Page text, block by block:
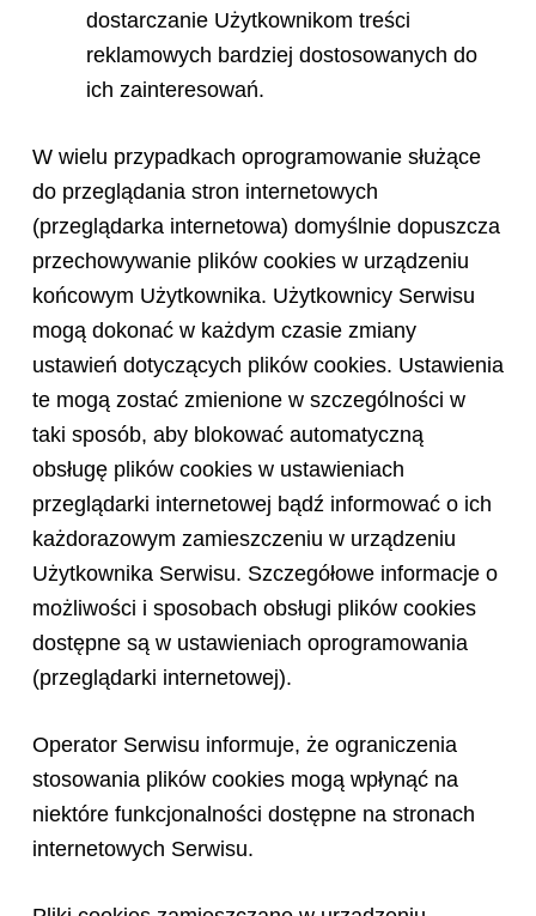
dostarczanie Użytkownikom treści
reklamowych bardziej dostosowanych do
ich zainteresowań.
W wielu przypadkach oprogramowanie służące
do przeglądania stron internetowych
(przeglądarka internetowa) domyślnie dopuszcza
przechowywanie plików cookies w urządzeniu
końcowym Użytkownika. Użytkownicy Serwisu
mogą dokonać w każdym czasie zmiany
ustawień dotyczących plików cookies. Ustawienia
te mogą zostać zmienione w szczególności w
taki sposób, aby blokować automatyczną
obsługę plików cookies w ustawieniach
przeglądarki internetowej bądź informować o ich
każdorazowym zamieszczeniu w urządzeniu
Użytkownika Serwisu. Szczegółowe informacje o
możliwości i sposobach obsługi plików cookies
dostępne są w ustawieniach oprogramowania
(przeglądarki internetowej).
Operator Serwisu informuje, że ograniczenia
stosowania plików cookies mogą wpłynąć na
niektóre funkcjonalności dostępne na stronach
internetowych Serwisu.